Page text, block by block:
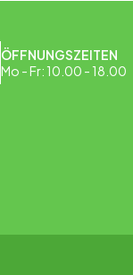
ÖFFNUNGSZEITEN
Mo - Fr: 10.00 - 18.00